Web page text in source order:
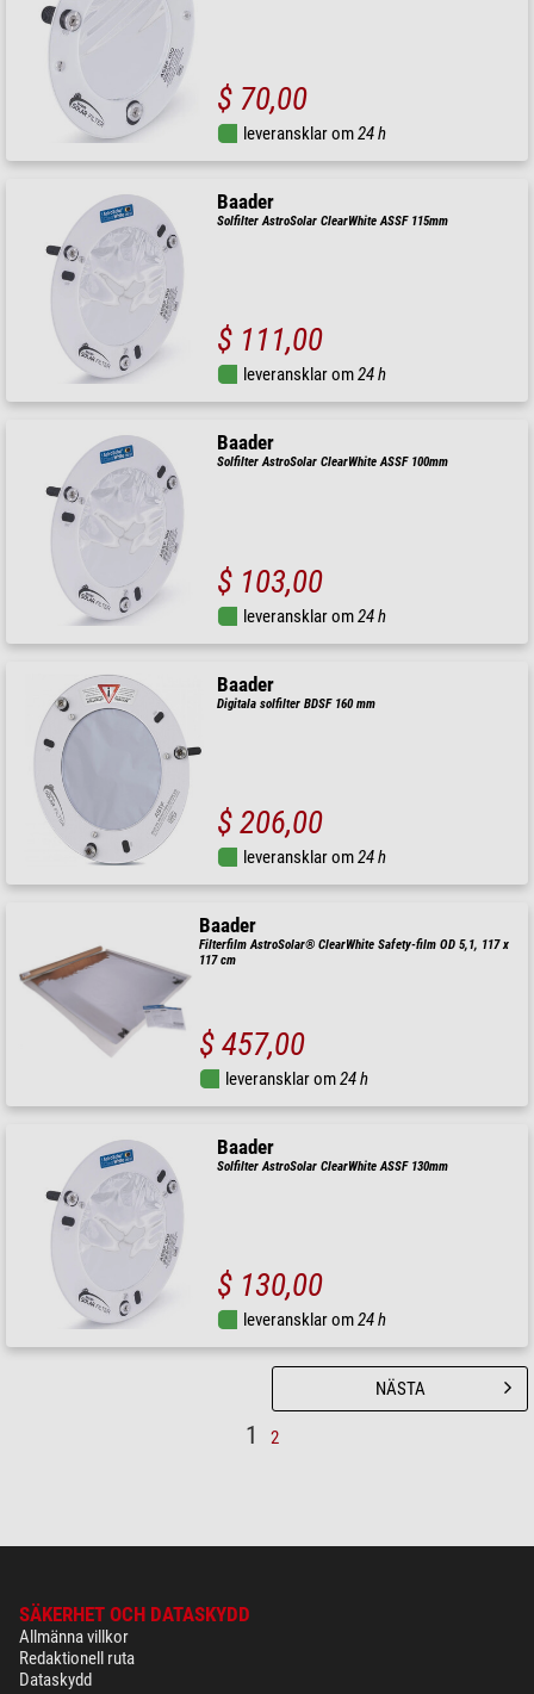
$ 70,00
leveransklar om24 h
Baader
Solfilter AstroSolar ClearWhite ASSF 115mm
$ 111,00
leveransklar om24 h
Baader
Solfilter AstroSolar ClearWhite ASSF 100mm
$ 103,00
leveransklar om24 h
Baader
Digitala solfilter BDSF 160 mm
$ 206,00
leveransklar om24 h
Baader
Filterfilm AstroSolar® ClearWhite Safety-film OD 5,1, 117 x
117 cm
$ 457,00
leveransklar om24 h
Baader
Solfilter AstroSolar ClearWhite ASSF 130mm
$ 130,00
leveransklar om24 h
1 2
NÄSTA
SÄKERHET OCH DATASKYDD
Allmänna villkor
Redaktionell ruta
Dataskydd